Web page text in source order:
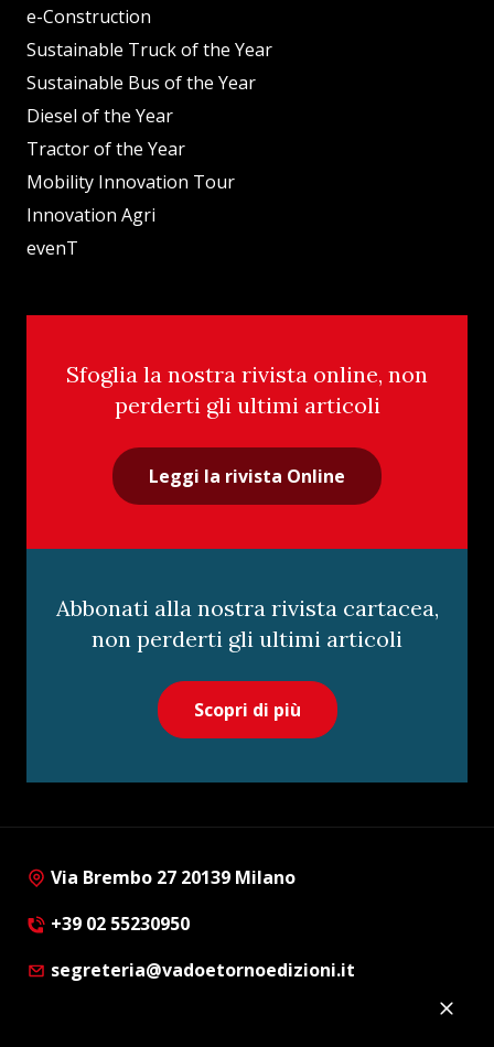
e-Construction
Sustainable Truck of the Year
Sustainable Bus of the Year
Diesel of the Year
Tractor of the Year
Mobility Innovation Tour
Innovation Agri
evenT
Sfoglia la nostra rivista online, non
perderti gli ultimi articoli
Leggi la rivista Online
Abbonati alla nostra rivista cartacea,
non perderti gli ultimi articoli
Scopri di più
Via Brembo 27 20139 Milano
+39 02 55230950
segreteria@vadoetornoedizioni.it